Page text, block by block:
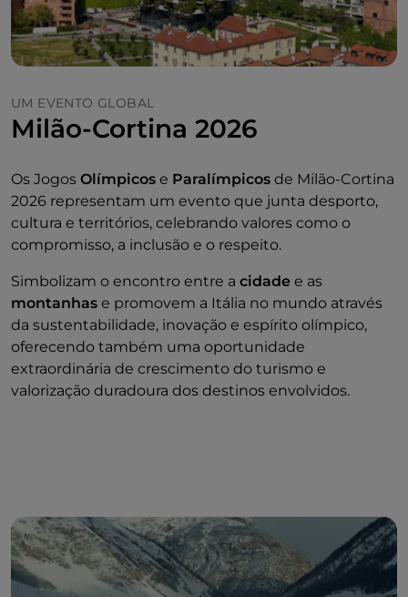
UM EVENTO GLOBAL
Milão-Cortina 2026
Os Jogos Olímpicos e Paralímpicos de Milão-Cortina
2026 representam um evento que junta desporto,
cultura e territórios, celebrando valores como o
compromisso, a inclusão e o respeito.
Simbolizam o encontro entre a cidade e as
montanhas e promovem a Itália no mundo através
da sustentabilidade, inovação e espírito olímpico,
oferecendo também uma oportunidade
extraordinária de crescimento do turismo e
valorização duradoura dos destinos envolvidos.